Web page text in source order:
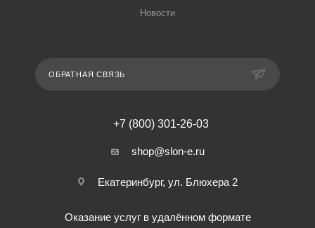
Новости
ОБРАТНАЯ СВЯЗЬ
+7 (800) 301-26-03
shop@slon-e.ru
Екатеринбург, ул. Блюхера 2
Оказание услуг в удалённом формате